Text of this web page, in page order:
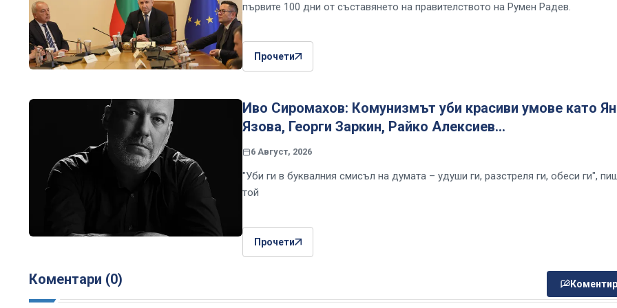
първите 100 дни от съставянето на правителството на Румен Радев.
Прочети
Иво Сиромахов: Комунизмът уби красиви умове като
Язова, Георги Заркин, Райко Алексиев...
6 Август, 2026
"Уби ги в буквалния смисъл на думата – удуши ги, разстреля ги, обеси ги",
той
Прочети
Коментари (0)